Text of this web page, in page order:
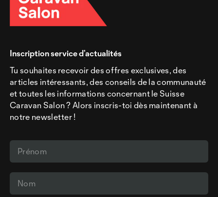
Inscription service d’actualités
Tu souhaites recevoir des offres exclusives, des
articles intéressants, des conseils de la communauté
et toutes les informations concernant le Suisse
Caravan Salon ? Alors inscris-toi dès maintenant à
notre newsletter !